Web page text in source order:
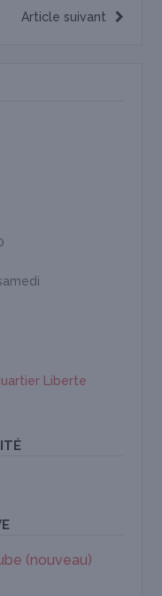
Article suivant
Liberte
(nouveau)